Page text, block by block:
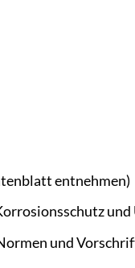
entnehmen)
und